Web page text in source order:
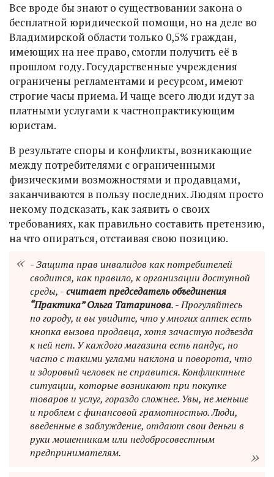
Все вроде бы знают о существовании закона о
бесплатной юридической помощи, но на деле во
Владимирской области только 0,5% граждан,
имеющих на нее право, смогли получить её в
прошлом году. Государственные учреждения
ограничены регламентами и ресурсом, имеют
строгие часы приема. И чаще всего люди идут за
платными услугами к частнопрактикующим
юристам.
В результате споры и конфликты, возникающие
между потребителями с ограниченными
физическими возможностями и продавцами,
заканчиваются в пользу последних. Людям просто
некому подсказать, как заявить о своих
требованиях, как правильно составить претензию,
на что опираться, отстаивая свою позицию.
- Защита прав инвалидов как потребителей
сводится, как правило, к организации доступной
среды, -считает председатель объединения
“Практика” Ольга Татаринова. - Прогуляйтесь
по городу, и вы увидите, что у многих аптек есть
кнопка вызова продавца, хотя зачастую подъезда
к ней нет. У каждого магазина есть пандус, но
часто с такими углами наклона и поворота, что
и здоровый человек не справится. Конфликтные
ситуации, которые возникают при покупке
товаров и услуг, гораздо сложнее. Увы, не меньше
и проблем с финансовой грамотностью. Люди,
введенные в заблуждение, отдают свои деньги в
руки мошенникам или недобросовестным
предпринимателям.